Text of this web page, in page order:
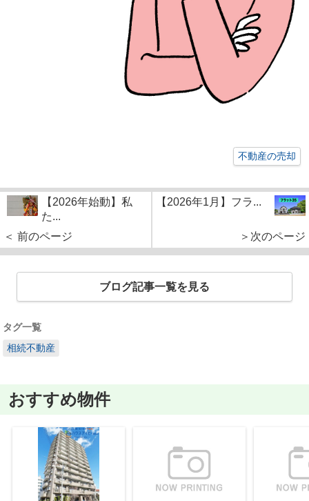
不動産の売却
【2026年始動】私
た...
＜ 前のページ
【2026年1月】フラ...
＞次のページ
ブログ記事一覧を見る
タグ一覧
相続不動産
おすすめ物件